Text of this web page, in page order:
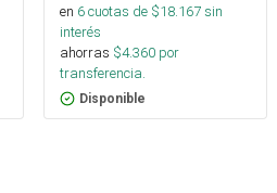
en 6cuotas de $18.167sin
interés
ahorras $4.360 por
transferencia.
Disponible